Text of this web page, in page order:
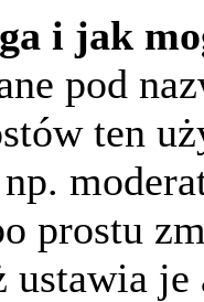
i jak
pod
ten
prostu
ustawia